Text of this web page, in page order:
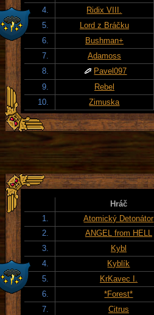
4.
Ridix VIII.
5.
Lord z Bráčku
6.
Bushman+
7.
Adamoss
8.
Pavel097
9.
Rebel
10.
Zimuska
Hráč
1.
Atomický Detonátor
2.
ANGEL from HELL
3.
Kybl
4.
Kyblík
5.
KrKavec I.
6.
*Forest*
7.
Citrus